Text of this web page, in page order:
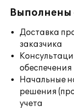
Выполнены
Доставка
заказчика
Начальные
решения
учета